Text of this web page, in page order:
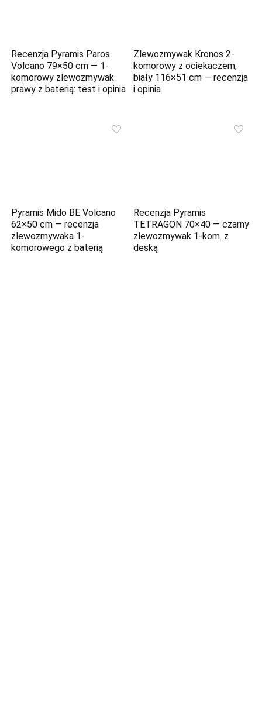
Recenzja Pyramis Paros
Volcano 79×50 cm — 1-
komorowy zlewozmywak
prawy z baterią: test i opinia
Zlewozmywak Kronos 2-
komorowy z ociekaczem,
biały 116×51 cm — recenzja
i opinia
Pyramis Mido BE Volcano
62×50 cm — recenzja
zlewozmywaka 1-
komorowego z baterią
Recenzja Pyramis
TETRAGON 70×40 — czarny
zlewozmywak 1-kom. z
deską